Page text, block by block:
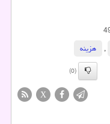
,
هزینه
(0)
X